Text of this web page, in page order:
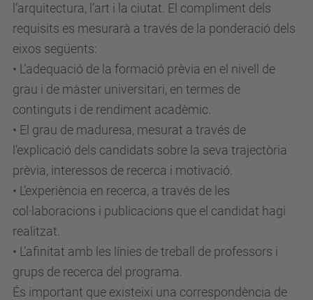
l’arquitectura, l’art i la ciutat. El compliment dels
requisits es mesurarà a través de la ponderació dels
eixos següents:
• L’adequació de la formació prèvia en el nivell de
grau i de màster universitari, en termes de
continguts i de rendiment acadèmic.
• El grau de maduresa, mesurat a través de
l’explicació dels candidats sobre la seva trajectòria
prèvia, interessos de recerca i motivació.
• L’experiència en recerca, a través de les
col·laboracions i publicacions que el candidat hagi
realitzat.
• L’afinitat amb les línies de treball de professors i
grups de recerca del programa.
És important que existeixi una correspondència de